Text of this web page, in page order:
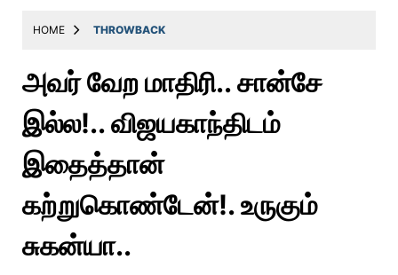
Latest
Throwback
Television
Reviews
Photos
Story
HOME THROWBACK
அவர் வேற மாதிரி.. சான்சே
இல்ல!.. விஜயகாந்திடம்
இதைத்தான்
கற்றுகொண்டேன்!. உருகும்
சுகன்யா..